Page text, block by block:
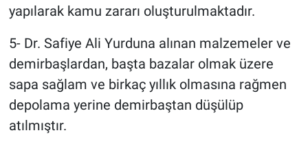
yapılarak kamu zararı oluşturulmaktadır.
5- Dr. Safiye Ali Yurduna alınan malzemeler ve
demirbaşlardan, başta bazalar olmak üzere
sapa sağlam ve birkaç yıllık olmasına rağmen
depolama yerine demirbaştan düşülüp
atılmıştır.